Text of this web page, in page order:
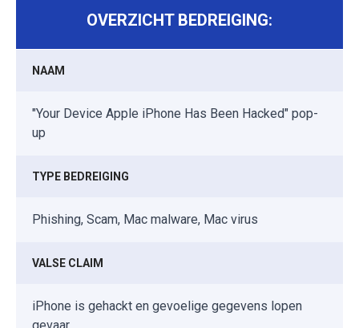
OVERZICHT BEDREIGING:
NAAM
"Your Device Apple iPhone Has Been Hacked" pop-
up
TYPE BEDREIGING
Phishing, Scam, Mac malware, Mac virus
VALSE CLAIM
iPhone is gehackt en gevoelige gegevens lopen